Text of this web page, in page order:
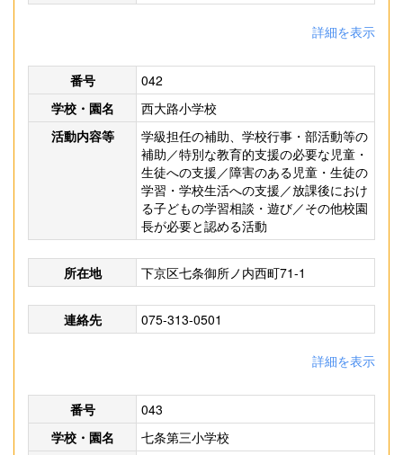
詳細を表示
番号
042
学校・園名
西大路小学校
活動内容等
学級担任の補助、学校行事・部活動等の
補助／特別な教育的支援の必要な児童・
生徒への支援／障害のある児童・生徒の
学習・学校生活への支援／放課後におけ
る子どもの学習相談・遊び／その他校園
長が必要と認める活動
所在地 下京区七条御所ノ内西町71-1
連絡先 075-313-0501
詳細を表示
番号
043
学校・園名
七条第三小学校